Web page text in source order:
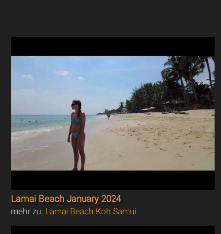
Lamai Beach January 2024
mehr zu: Lamai Beach Koh Samui